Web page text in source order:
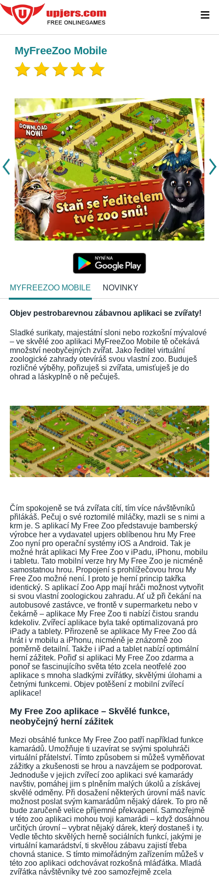
MyFreeZoo Mobile
MYFREEZOO MOBILE NOVINKY
Objev pestrobarevnou zábavnou aplikaci se zvířaty!
Sladké surikaty, majestátní sloni nebo rozkošní mývalové
– ve skvělé zoo aplikaci MyFreeZoo Mobile tě očekává
množství neobyčejných zvířat. Jako ředitel virtuální
zoologické zahrady otevíráš svou vlastní zoo. Buduješ
rozličné výběhy, pořizuješ si zvířata, umisťuješ je do
ohrad a láskyplně o ně pečuješ.
Čím spokojeně se tvá zvířata cítí, tím více návštěvníků
přilákáš. Pečuj o své roztomilé miláčky, mazli se s nimi a
krm je. S aplikací My Free Zoo představuje bamberský
výrobce her a vydavatel upjers oblíbenou hru My Free
Zoo nyní pro operační systémy iOS a Android. Tak je
možné hrát aplikaci My Free Zoo v iPadu, iPhonu, mobilu
i tabletu. Tato mobilní verze hry My Free Zoo je nicméně
samostatnou hrou. Propojení s prohlížečovou hrou My
Free Zoo možné není. I proto je herní princip takřka
identický. S aplikací Zoo App mají hráči možnost vytvořit
si svou vlastní zoologickou zahradu. Ať už při čekání na
autobusové zastávce, ve frontě v supermarketu nebo v
čekárně – aplikace My Free Zoo ti nabízí čistou srandu
kdekoliv. Zvířecí aplikace byla také optimalizovaná pro
iPady a tablety. Přirozeně se aplikace My Free Zoo dá
hrát i v mobilu a iPhonu, nicméně je znázorně zoo
poměrně detailní. Takže i iPad a tablet nabízí optimální
herní zážitek. Pořiď si aplikaci My Free Zoo zdarma a
ponoř se fascinujícího světa této zcela neotřelé zoo
aplikace s mnoha sladkými zvířátky, skvělými úlohami a
četnými funkcemi. Objev potěšení z mobilní zvířecí
aplikace!
My Free Zoo aplikace – Skvělé funkce,
neobyčejný herní zážitek
Mezi obsáhlé funkce My Free Zoo patří například funkce
kamarádů. Umožňuje ti uzavírat se svými spoluhráči
virtuální přátelství. Tímto způsobem si můžeš vyměňovat
zážitky a zkušenosti se hrou a navzájem se podporovat.
Jednoduše v jejich zvířecí zoo aplikaci své kamarády
navštiv, pomáhej jim s plněním malých úkolů a získávej
skvělé odměny. Při dosažení některých úrovní máš navíc
možnost poslat svým kamarádům nějaký dárek. To pro ně
bude zaručeně velice příjemné překvapení. Samozřejmě
v této zoo aplikaci mohou tvoji kamarádi – když dosáhnou
určitých úrovní – vybrat nějaký dárek, který dostaneš i ty.
Vedle těchto skvělých herně sociálních funkcí, jakými je
virtuální kamarádství, ti skvělou zábavu zajistí třeba
chovná stanice. S tímto mimořádným zařízením můžeš v
této zoo aplikaci odchovávat rozkošná mláďátka. Mladá
zvířátka návštěvníky tvé zoo samozřejmě zcela
≡